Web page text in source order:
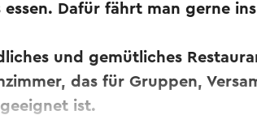
Dafür fährt man gerne
und gemütliches
das für Gruppen,
ist.